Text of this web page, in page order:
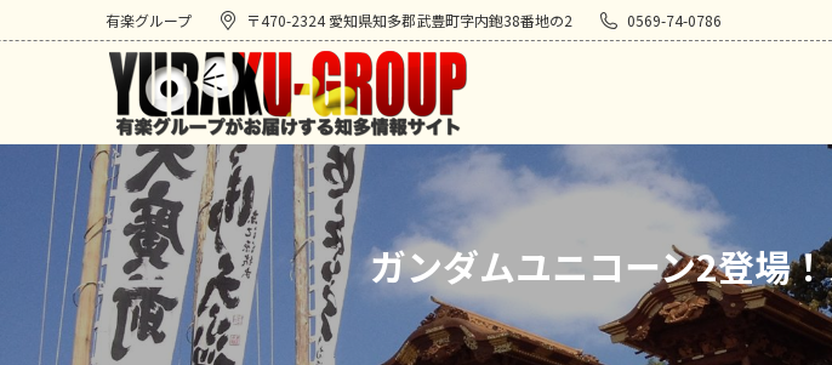
有楽グループ 〒470-2324 愛知県知多郡武豊町字内鉋38番地の2 0569-74-0786
ガンダムユニコーン2登場